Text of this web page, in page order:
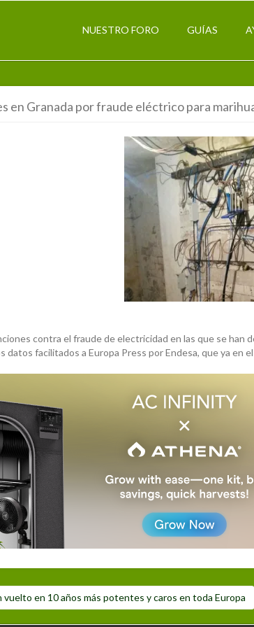
NUESTRO FORO GUÍAS
en Granada por fraude eléctrico para
contra el fraude de electricidad en las que se
datos facilitados a Europa Press por Endesa, que ya
Categories
noticias Tags
España
vuelto en 10 años más potentes y caros en toda Europa